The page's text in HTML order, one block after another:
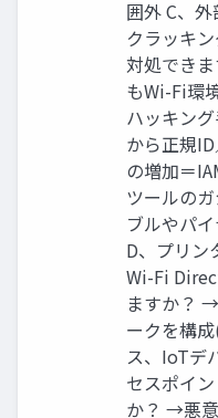
囲外 C、
クラッキ
対処でき
もWi-Fi環
ハッキン
から正規
の増加＝
ツールの
ブルやパ
D、プリン
Wi-Fi
ますか？
ークを構
ス、IoTデ
セスポイ
か？ →悪